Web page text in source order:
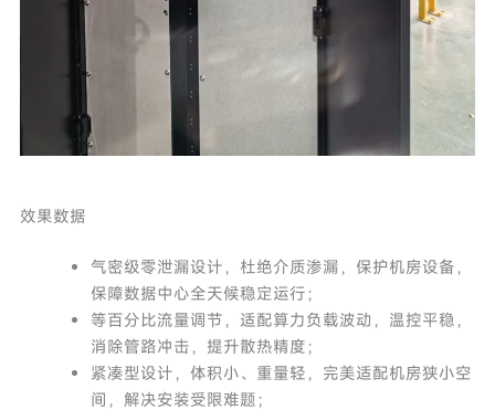
效果数据
气密级零泄漏设计，杜绝介质渗漏，保护机房设备，
保障数据中心全天候稳定运行；
等百分比流量调节，适配算力负载波动，温控平稳，
消除管路冲击，提升散热精度；
紧凑型设计，体积小、重量轻，完美适配机房狭小空
间，解决安装受限难题；